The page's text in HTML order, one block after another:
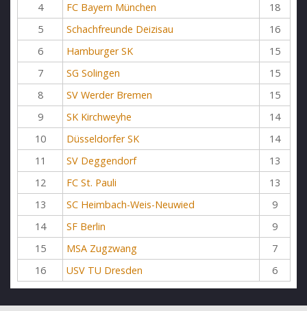
4
FC Bayern München
18
5
Schachfreunde Deizisau
16
6
Hamburger SK
15
7
SG Solingen
15
8
SV Werder Bremen
15
9
SK Kirchweyhe
14
10
Düsseldorfer SK
14
11
SV Deggendorf
13
12
FC St. Pauli
13
13
SC Heimbach-Weis-Neuwied
9
14
SF Berlin
9
15
MSA Zugzwang
7
16
USV TU Dresden 6